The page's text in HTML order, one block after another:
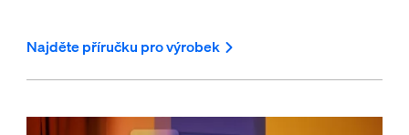
Najděte příručku pro výrobek